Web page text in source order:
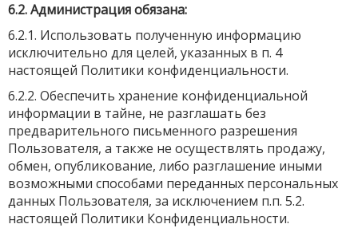
6.2. Администрация обязана:
6.2.1. Использовать полученную информацию
исключительно для целей, указанных в п. 4
настоящей Политики конфиденциальности.
6.2.2. Обеспечить хранение конфиденциальной
информации в тайне, не разглашать без
предварительного письменного разрешения
Пользователя, а также не осуществлять продажу,
обмен, опубликование, либо разглашение иными
возможными способами переданных персональных
данных Пользователя, за исключением п.п. 5.2.
настоящей Политики Конфиденциальности.